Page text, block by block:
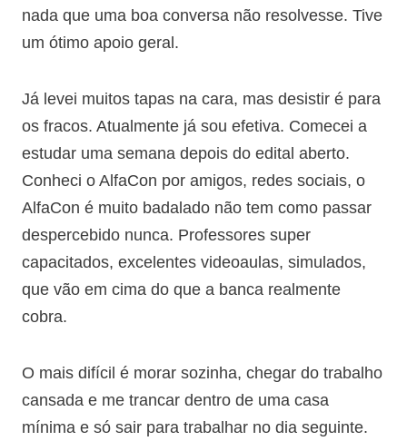
nada que uma boa conversa não resolvesse. Tive
um ótimo apoio geral.
Já levei muitos tapas na cara, mas desistir é para
os fracos. Atualmente já sou efetiva. Comecei a
estudar uma semana depois do edital aberto.
Conheci o AlfaCon por amigos, redes sociais, o
AlfaCon é muito badalado não tem como passar
despercebido nunca. Professores super
capacitados, excelentes videoaulas, simulados,
que vão em cima do que a banca realmente
cobra.
O mais difícil é morar sozinha, chegar do trabalho
cansada e me trancar dentro de uma casa
mínima e só sair para trabalhar no dia seguinte.